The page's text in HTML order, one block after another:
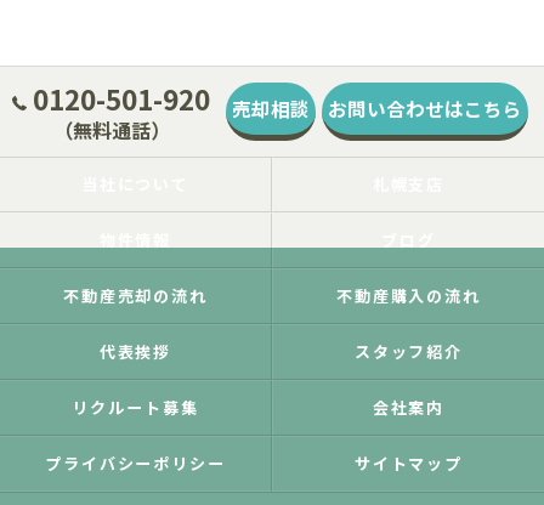
0120-501-920
（無料通話）
売却相談 お問い合わせはこちら
不動産売却の流れ 不動産購入の流れ
代表挨拶 スタッフ紹介
リクルート募集 会社案内
プライバシーポリシー サイトマップ